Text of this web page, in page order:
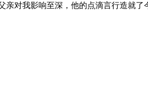
对我影响至深，他的点滴言行造就了